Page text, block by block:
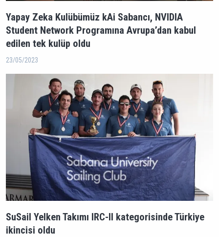
Yapay Zeka Kulübümüz kAi Sabancı, NVIDIA
Student Network Programına Avrupa’dan kabul
edilen tek kulüp oldu
23/05/2023
SuSail Yelken Takımı IRC-II kategorisinde Türkiye
ikincisi oldu